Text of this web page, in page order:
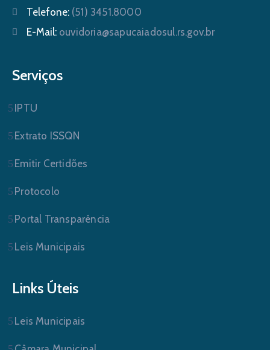
Telefone: (51) 3451.8000
E-Mail: ouvidoria@sapucaiadosul.rs.gov.br
Serviços
IPTU
Extrato ISSQN
Emitir Certidões
Protocolo
Portal Transparência
Leis Municipais
Links Úteis
Leis Municipais